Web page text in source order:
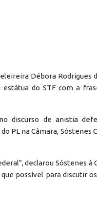
Débora Rodrigues
do STF com a
discurso de anistia
PL na Câmara, Sóstenes
declarou Sóstenes à
possível para discutir